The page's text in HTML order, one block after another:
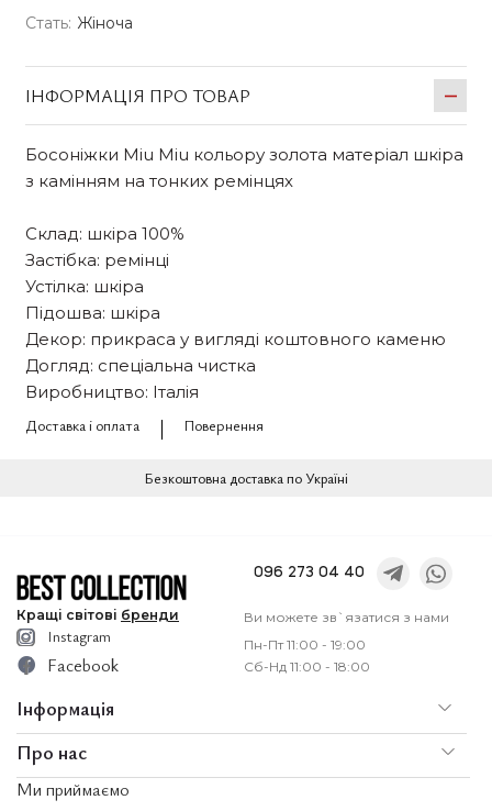
Стать: Жіноча
ІНФОРМАЦІЯ ПРО ТОВАР
Босоніжки Miu Miu кольору золота матеріал шкіра
з камінням на тонких ремінцях
Склад: шкіра 100%
Застібка: ремінці
Устілка: шкіра
Підошва: шкіра
Декор: прикраса у вигляді коштовного каменю
Догляд: спеціальна чистка
Виробництво: Італія
Доставка і оплата
Повернення
Безкоштовна доставка по Україні
Кращі світові бренди
096 273 04 40
Ви можете зв`язатися з нами
Пн-Пт 11:00 - 19:00
Сб-Нд 11:00 - 18:00
Про нас
Послуги
Інформація
Доставка і оплата
Instagram
Facebook
Ми приймаємо